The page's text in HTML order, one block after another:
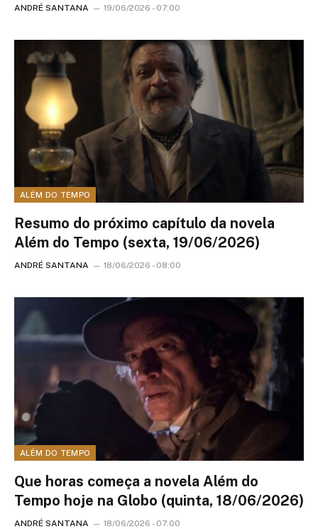
ANDRÉ SANTANA 19/06/2026 - 07:00
ALÉM DO TEMPO
Resumo do próximo capítulo da novela
Além do Tempo (sexta, 19/06/2026)
ANDRÉ SANTANA 18/06/2026 - 08:00
ALÉM DO TEMPO
Que horas começa a novela Além do
Tempo hoje na Globo (quinta, 18/06/2026)
ANDRÉ SANTANA 18/06/2026 - 07:00